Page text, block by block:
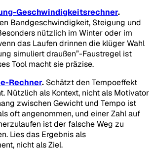
Geschwindigkeitsrechner.
Bandgeschwindigkeit, Steigung und
nützlich im Winter oder im
das Laufen drinnen die klüger Wahl
simuliert draußen”-Faustregel ist
Tool macht sie präzise.
Rechner. Schätzt den Tempoeffekt
Nützlich als Kontext, nicht als Motivator
zwischen Gewicht und Tempo ist
oft angenommen, und einer Zahl auf
ist der falsche Weg zu
Lies das Ergebnis als
nicht als Ziel.